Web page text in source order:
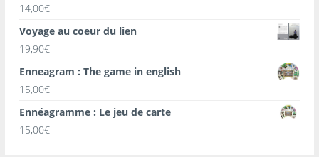
14,00€
Voyage au coeur du lien
19,90€
Enneagram : The game in english
15,00€
Ennéagramme : Le jeu de carte
15,00€